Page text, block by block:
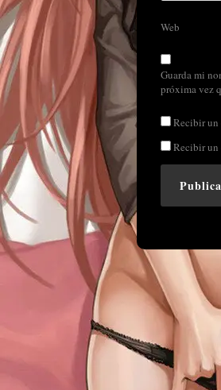
Web
Guarda mi
próxima vez
Recibir un
Recibir un